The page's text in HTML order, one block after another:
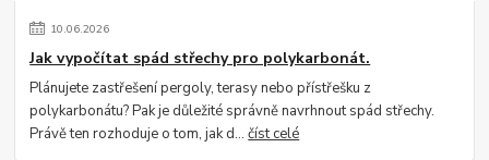
10.06.2026
Jak vypočítat spád střechy pro polykarbonát.
Plánujete zastřešení pergoly, terasy nebo přístřešku z
polykarbonátu? Pak je důležité správně navrhnout spád střechy.
Právě ten rozhoduje o tom, jak d...číst celé